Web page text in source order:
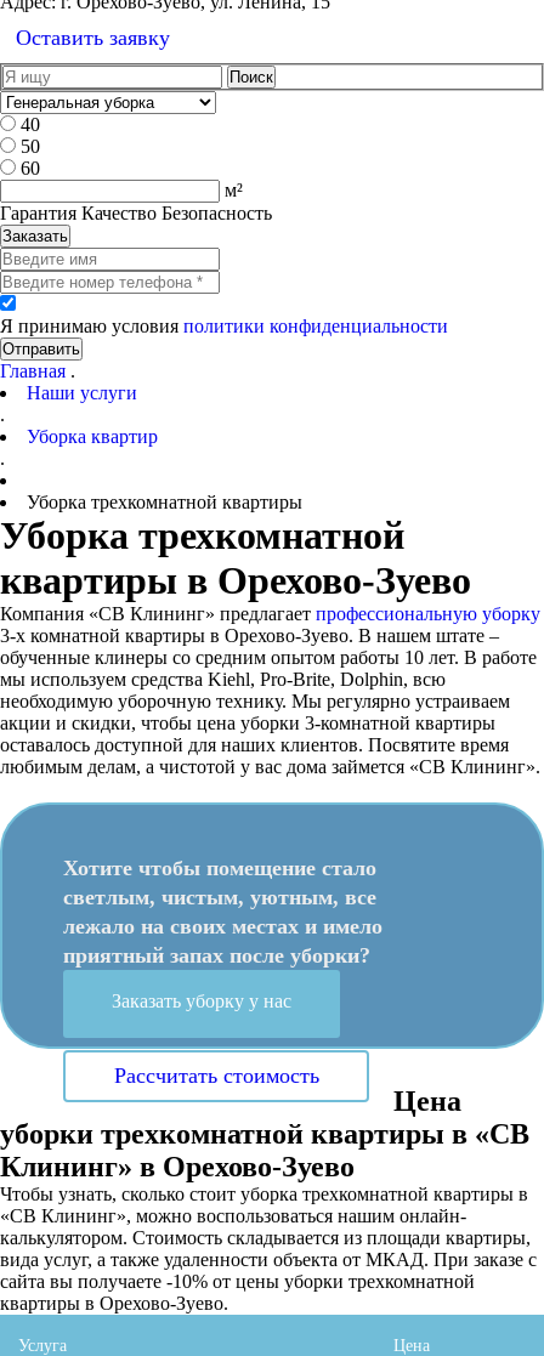
Оставить заявку
40
50
60
м²
Гарантия Качество Безопасность
Заказать
Я принимаю условия политики конфиденциальности
Отправить
Главная .
Наши услуги
.
Уборка квартир
.
Уборка трехкомнатной квартиры
Уборка трехкомнатной
квартиры в Орехово-Зуево
Компания «СВ Клининг» предлагает профессиональную уборку
3-х комнатной квартиры в Орехово-Зуево. В нашем штате –
обученные клинеры со средним опытом работы 10 лет. В работе
мы используем средства Kiehl, Pro-Brite, Dolphin, всю
необходимую уборочную технику. Мы регулярно устраиваем
акции и скидки, чтобы цена уборки 3-комнатной квартиры
оставалось доступной для наших клиентов. Посвятите время
любимым делам, а чистотой у вас дома займется «СВ Клининг».
Хотите чтобы помещение стало
светлым, чистым, уютным, все
лежало на своих местах и имело
приятный запах после уборки?
Заказать уборку у нас
Рассчитать стоимость
Цена
уборки трехкомнатной квартиры в «СВ
Клининг» в Орехово-Зуево
Чтобы узнать, сколько стоит уборка трехкомнатной квартиры в
«СВ Клининг», можно воспользоваться нашим онлайн-
калькулятором. Стоимость складывается из площади квартиры,
вида услуг, а также удаленности объекта от МКАД. При заказе с
сайта вы получаете -10% от цены уборки трехкомнатной
квартиры в Орехово-Зуево.
Услуга Цена